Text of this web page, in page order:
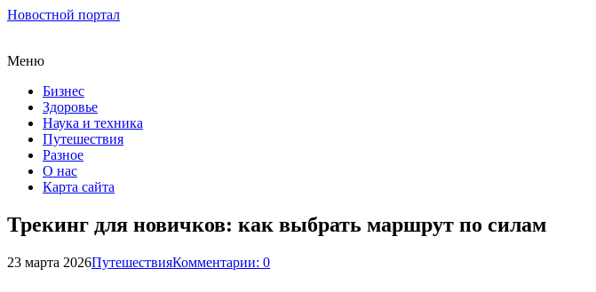
Новостной портал
Меню
Бизнес
Здоровье
Наука и техника
Путешествия
Разное
О нас
Карта сайта
Трекинг для новичков: как выбрать маршрут по силам
23 марта 2026ПутешествияКомментарии: 0